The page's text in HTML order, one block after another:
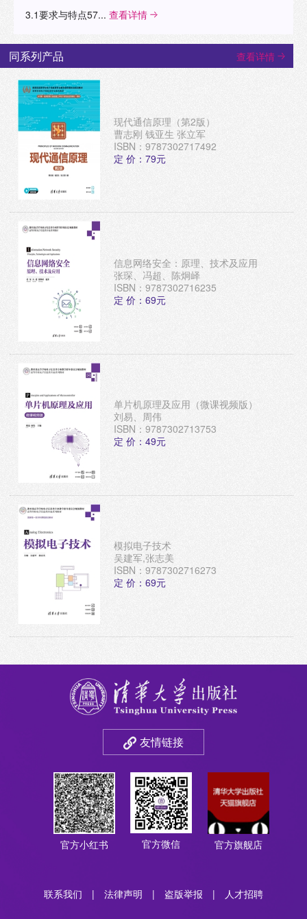
3.1要求与特点57... 查看详情
同系列产品 查看详情
现代通信原理（第2版）
曹志刚 钱亚生 张立军
ISBN：9787302717492
定 价：79元
信息网络安全：原理、技术及应用
张琛、冯超、陈炯峄
ISBN：9787302716235
定 价：69元
单片机原理及应用（微课视频版）
刘易、周伟
ISBN：9787302713753
定 价：49元
模拟电子技术
吴建军,张志美
ISBN：9787302716273
定 价：69元
友情链接
官方小红书 官方微信 官方旗舰店
联系我们 | 法律声明 | 盗版举报 | 人才招聘